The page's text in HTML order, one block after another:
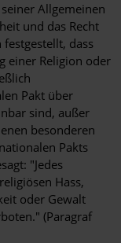
Allgemeinen
und das Recht
dass
einer Religion oder
Pakt über
sind, außer
besonderen
Pakts
"Jedes
Hass,
oder Gewalt
(Paragraf